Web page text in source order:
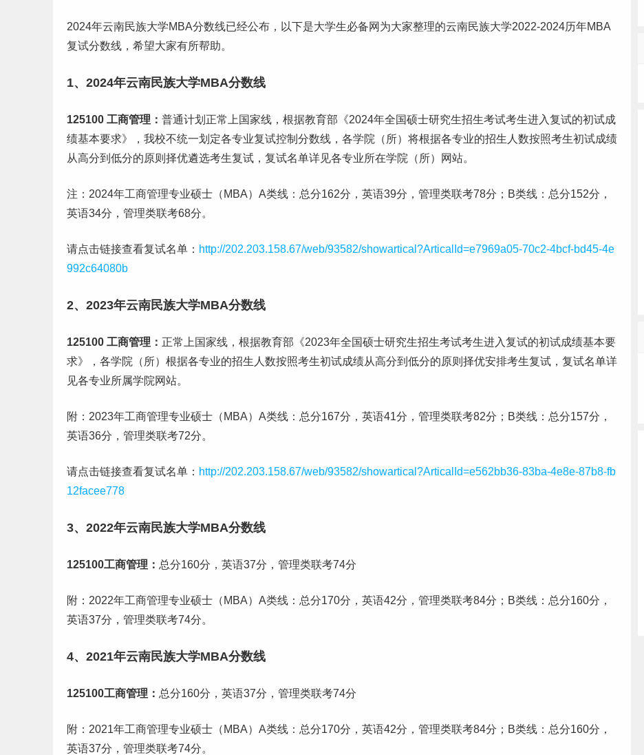
2024年云南民族大学MBA分数线已经公布，以下是大学生必备网为大家整理的云南民族大学2022-2024历年MBA
复试分数线，希望大家有所帮助。
1、2024年云南民族大学MBA分数线
125100 工商管理： 普通计划正常上国家线，根据教育部《2024年全国硕士研究生招生考试考生进入复试的初试成
绩基本要求》，我校不统一划定各专业复试控制分数线，各学院（所）将根据各专业的招生人数按照考生初试成绩
从高分到低分的原则择优遴选考生复试，复试名单详见各专业所在学院（所）网站。
注：2024年工商管理专业硕士（MBA）A类线：总分162分，英语39分，管理类联考78分；B类线：总分152分，
英语34分，管理类联考68分。
请点击链接查看复试名单： http://202.203.158.67/web/93582/showartical?ArticalId=e7969a05-70c2-4bcf-bd45-4e
992c64080b
2、2023年云南民族大学MBA分数线
125100 工商管理： 正常上国家线，根据教育部《2023年全国硕士研究生招生考试考生进入复试的初试成绩基本要
求》，各学院（所）根据各专业的招生人数按照考生初试成绩从高分到低分的原则择优安排考生复试，复试名单详
见各专业所属学院网站。
附：2023年工商管理专业硕士（MBA）A类线：总分167分，英语41分，管理类联考82分；B类线：总分157分，
英语36分，管理类联考72分。
请点击链接查看复试名单： http://202.203.158.67/web/93582/showartical?ArticalId=e562bb36-83ba-4e8e-87b8-fb
12facee778
3、2022年云南民族大学MBA分数线
125100工商管理： 总分160分，英语37分，管理类联考74分
附：2022年工商管理专业硕士（MBA）A类线：总分170分，英语42分，管理类联考84分；B类线：总分160分，
英语37分，管理类联考74分。
4、2021年云南民族大学MBA分数线
125100工商管理： 总分160分，英语37分，管理类联考74分
附：2021年工商管理专业硕士（MBA）A类线：总分170分，英语42分，管理类联考84分；B类线：总分160分，
英语37分，管理类联考74分。